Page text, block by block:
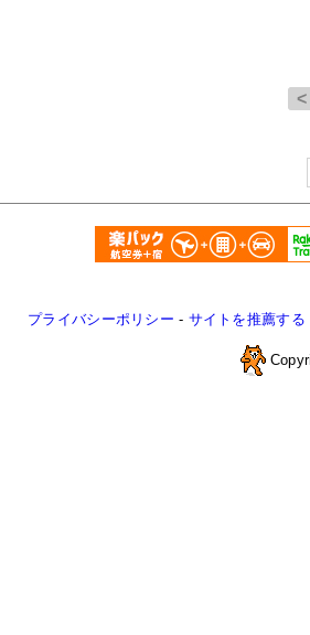
プライバシーポリシー - サイトを推薦する